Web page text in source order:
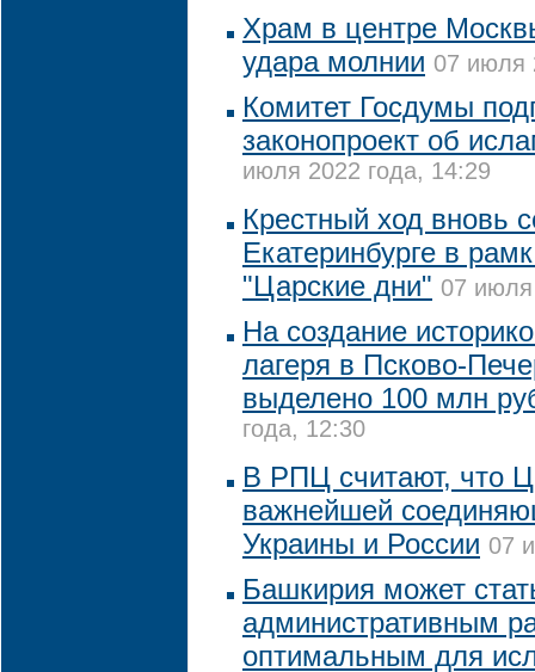
Храм в центре
удара молнии 07 июля
Комитет Госдумы
законопроект об
июля 2022 года, 14:29
Крестный ход вновь
Екатеринбурге в
"Царские дни" 07 июля
На создание
лагеря в Псково-
выделено 100 млн
года, 12:30
В РПЦ считают, что
важнейшей
Украины и России 07
Башкирия может
административным
оптимальным для